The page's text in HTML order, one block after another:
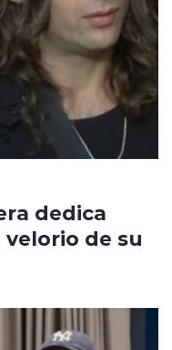
dedica
de su